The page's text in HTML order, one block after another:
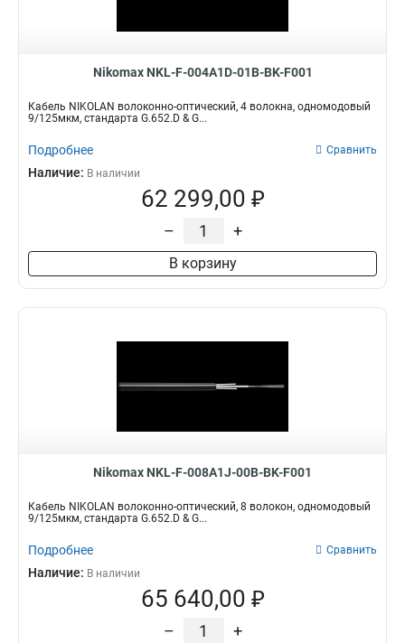
Nikomax NKL-F-004A1D-01B-BK-F001
Кабель NIKOLAN волоконно-оптический, 4 волокна, одномодовый
9/125мкм, стандарта G.652.D & G...
Подробнее Сравнить
Наличие: В наличии
62 299,00 ₽
– +
В корзину
Nikomax NKL-F-008A1J-00B-BK-F001
Кабель NIKOLAN волоконно-оптический, 8 волокон, одномодовый
9/125мкм, стандарта G.652.D & G...
Подробнее Сравнить
Наличие: В наличии
65 640,00 ₽
– +